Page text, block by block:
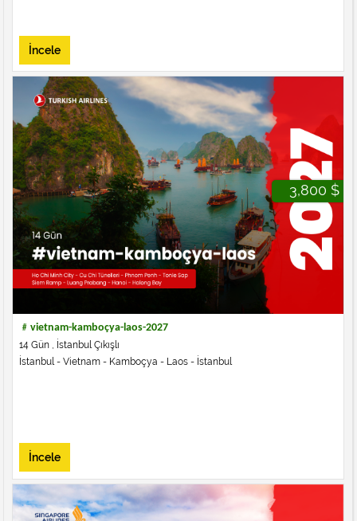
İncele
3,800 $
﹟vietnam-kamboçya-laos-2027
14 Gün , İstanbul Çıkışlı
İstanbul - Vietnam - Kamboçya - Laos - İstanbul
İncele